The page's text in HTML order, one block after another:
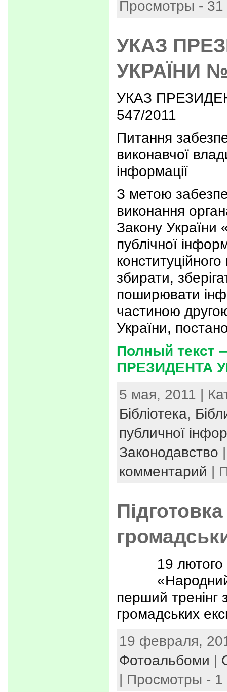
Просмотры - 31
УКАЗ
УКРАЇНИ №
УКАЗ
547/2011
Питання
виконавчої
інформації
З метою
виконання
Закону України
публічної
збирати,
поширювати
частиною
України,
Полный текст
ПРЕЗИДЕНТА
5 мая, 2011 |
Бібліотека,
публичної
Законодавство
комментарий |
19
перший тренінг
громадських
19 февраля,
Фотоальбоми |
| Просмотры - 1